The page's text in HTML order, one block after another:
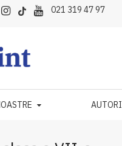
021 319 47 97
AUTORI